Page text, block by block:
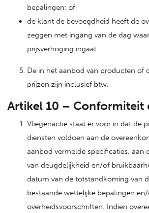
bepalingen; of
de klant de bevoegdheid heeft de
zeggen met ingang van de dag
prijsverhoging ingaat.
De in het aanbod van producten of
prijzen zijn inclusief btw.
Artikel 10 – Conformiteit
Vliegenactie staat er voor in dat de
diensten voldoen aan de
aanbod vermelde specificaties, aan
van deugdelijkheid en/of
datum van de totstandkoming van
bestaande wettelijke bepalingen
overheidsvoorschriften. Indien